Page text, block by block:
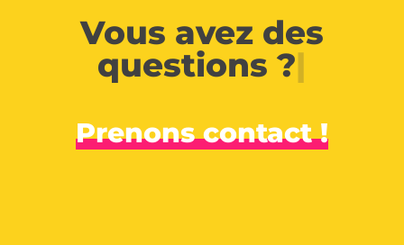
Vous avez des
questions ?|
Prenons contact !